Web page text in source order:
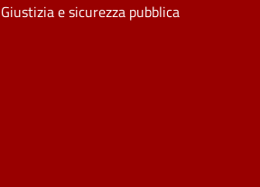
Giustizia e sicurezza pubblica